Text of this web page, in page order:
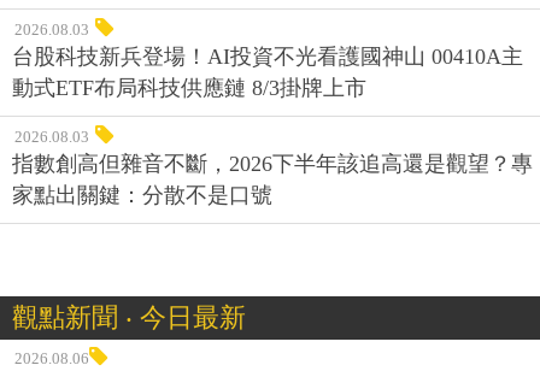
2026.08.03
台股科技新兵登場！AI投資不光看護國神山 00410A主
動式ETF布局科技供應鏈 8/3掛牌上市
2026.08.03
指數創高但雜音不斷，2026下半年該追高還是觀望？專
家點出關鍵：分散不是口號
觀點新聞 ‧ 今日最新
2026.08.06